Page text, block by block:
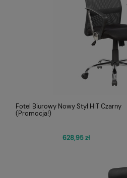
Fotel Biurowy Nowy Styl HIT Czarny
(Promocja!)
628,95 zł